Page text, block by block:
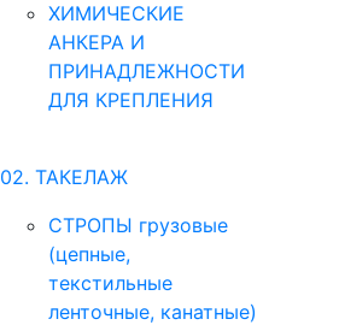
ХИМИЧЕСКИЕ
АНКЕРА И
ПРИНАДЛЕЖНОСТИ
ДЛЯ КРЕПЛЕНИЯ
02. ТАКЕЛАЖ
СТРОПЫ грузовые
(цепные,
текстильные
ленточные, канатные)